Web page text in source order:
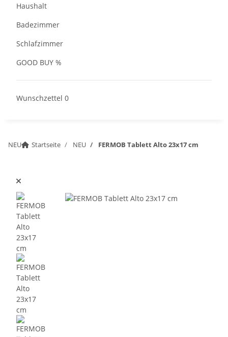
Haushalt
Badezimmer
Schlafzimmer
GOOD BUY %
Wunschzettel 0
NEU Startseite NEU FERMOB Tablett Alto 23x17 cm